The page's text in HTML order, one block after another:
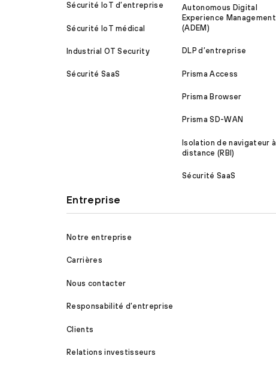
Sécurité IoT d’entreprise
Sécurité IoT médical
Industrial OT Security
Sécurité SaaS
Autonomous Digital
Experience Management
(ADEM)
DLP d’entreprise
Prisma Access
Prisma Browser
Prisma SD-WAN
Isolation de navigateur à
distance (RBI)
Sécurité SaaS
Entreprise
Notre entreprise
Carrières
Nous contacter
Responsabilité d’entreprise
Clients
Relations investisseurs